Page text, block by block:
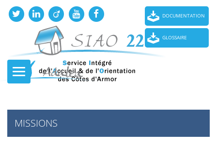
DOCUMENTATION
GLOSSAIRE
MISSIONS